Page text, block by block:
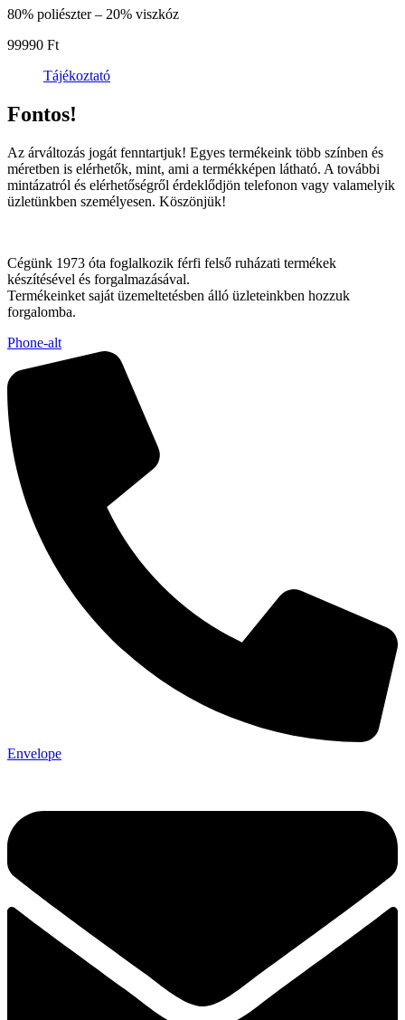
80% poliészter – 20% viszkóz
99990 Ft
Tájékoztató
Fontos!
Az árváltozás jogát fenntartjuk! Egyes termékeink több színben és
méretben is elérhetők, mint, ami a termékképen látható. A további
mintázatról és elérhetőségről érdeklődjön telefonon vagy valamelyik
üzletünkben személyesen. Köszönjük!
Cégünk 1973 óta foglalkozik férfi felső ruházati termékek
készítésével és forgalmazásával.
Termékeinket saját üzemeltetésben álló üzleteinkben hozzuk
forgalomba.
Phone-alt
Envelope